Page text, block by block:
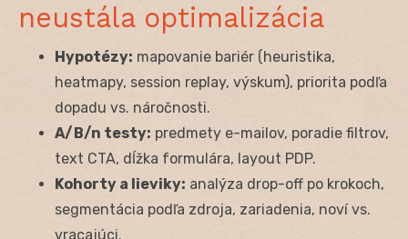
neustála optimalizácia
Hypotézy: mapovanie bariér (heuristika,
heatmapy, session replay, výskum), priorita podľa
dopadu vs. náročnosti.
A/B/n testy: predmety e-mailov, poradie filtrov,
text CTA, dĺžka formulára, layout PDP.
Kohorty a lieviky: analýza drop-off po krokoch,
segmentácia podľa zdroja, zariadenia, noví vs.
vracajúci.